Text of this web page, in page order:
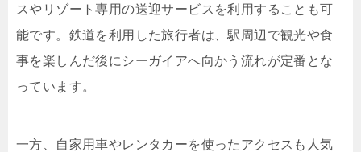
スやリゾート専用の送迎サービスを利用することも可
能です。鉄道を利用した旅行者は、駅周辺で観光や食
事を楽しんだ後にシーガイアへ向かう流れが定番とな
っています。
一方、自家用車やレンタカーを使ったアクセスも人気